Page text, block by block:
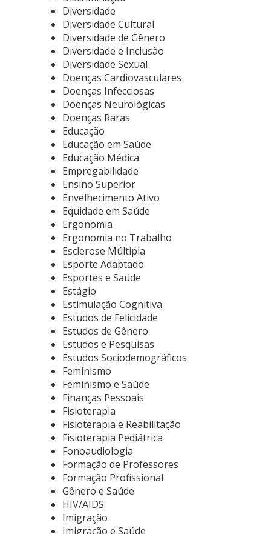
Diversidade
Diversidade Cultural
Diversidade de Gênero
Diversidade e Inclusão
Diversidade Sexual
Doenças Cardiovasculares
Doenças Infecciosas
Doenças Neurológicas
Doenças Raras
Educação
Educação em Saúde
Educação Médica
Empregabilidade
Ensino Superior
Envelhecimento Ativo
Equidade em Saúde
Ergonomia
Ergonomia no Trabalho
Esclerose Múltipla
Esporte Adaptado
Esportes e Saúde
Estágio
Estimulação Cognitiva
Estudos de Felicidade
Estudos de Gênero
Estudos e Pesquisas
Estudos Sociodemográficos
Feminismo
Feminismo e Saúde
Finanças Pessoais
Fisioterapia
Fisioterapia e Reabilitação
Fisioterapia Pediátrica
Fonoaudiologia
Formação de Professores
Formação Profissional
Gênero e Saúde
HIV/AIDS
Imigração
Imigração e Saúde